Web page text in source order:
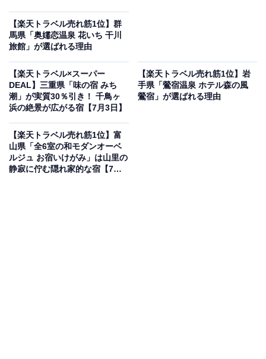
嬉野温泉 ホテル華翠苑（画像出典：楽天トラベル）
「佐賀県の100～51室のホテル・旅館」で1位を獲得して
いるのは、「嬉野温泉 ホテル華翠苑」です。
楽天トラベルでホテルを見る
【楽天トラベル売れ筋1位】群
馬県「奥嬬恋温泉 花いち 干川
旅館」が選ばれる理由
【楽天トラベル×スーパー
DEAL】三重県「味の宿 みち
潮」が実質30％引き！ 千鳥ヶ
浜の絶景が広がる宿【7月3日】
【楽天トラベル売れ筋1位】岩
手県「鶯宿温泉 ホテル森の風
鶯宿」が選ばれる理由
【楽天トラベル売れ筋1位】富
山県「全6室の和モダンオーベ
ルジュ お宿いけがみ」は山里の
静寂に佇む隠れ家的な宿【7月2